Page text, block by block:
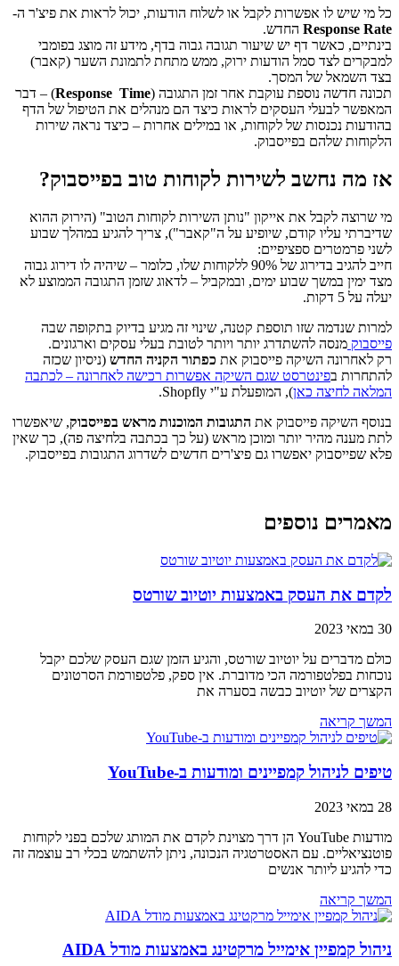
כל מי שיש לו אפשרות לקבל או לשלוח הודעות, יכול לראות את פיצ'ר ה-
Response Rate החדש.
בינתיים, כאשר דף יש שיעור תגובה גבוה בדף, מידע זה מוצג בפומבי
למבקרים לצד סמל הודעות ירוק, ממש מתחת לתמונת השער (קאבר)
בצד השמאל של המסך.
תכונה חדשה נוספת עוקבת אחר זמן התגובה (Response Time) – דבר
המאפשר לבעלי העסקים לראות כיצד הם מנהלים את הטיפול של הדף
בהודעות נכנסות של לקוחות, או במילים אחרות – כיצד נראה שירות
הלקוחות שלהם בפייסבוק.
אז מה נחשב לשירות לקוחות טוב בפייסבוק?
מי שרוצה לקבל את אייקון "נותן השירות לקוחות הטוב" (הירוק ההוא
שדיברתי עליו קודם, שיופיע על ה"קאבר"), צריך להגיע במהלך שבוע
לשני פרמטרים ספציפיים:
חייב להגיב בדירוג של 90% ללקוחות שלו, כלומר – שיהיה לו דירוג גבוה
מצד ימין במשך שבוע ימים, ובמקביל – לדאוג שזמן התגובה הממוצע לא
יעלה על 5 דקות.
למרות שנדמה שזו תוספת קטנה, שינוי זה מגיע בדיוק בתקופה שבה
פייסבוק מנסה להשתדרג יותר ויותר לטובת בעלי עסקים וארגונים.
רק לאחרונה השיקה פייסבוק את כפתור הקניה החדש (ניסיון שכזה
להתחרות בפינטרסט שגם השיקה אפשרות רכישה לאחרונה – לכתבה
המלאה לחיצה כאן), המופעלת ע"י Shopfly.
בנוסף השיקה פייסבוק את התגובות המוכנות מראש בפייסבוק, שיאפשרו
לתת מענה מהיר יותר ומוכן מראש (על כך בכתבה בלחיצה פה), כך שאין
פלא שפייסבוק יאפשרו גם פיצ'רים חדשים לשדרוג התגובות בפייסבוק.
מאמרים נוספים
לקדם את העסק באמצעות יוטיוב שורטס
30 במאי 2023
כולם מדברים על יוטיוב שורטס, והגיע הזמן שגם העסק שלכם יקבל
נוכחות בפלטפורמה הכי מדוברת. אין ספק, פלטפורמת הסרטונים
הקצרים של יוטיוב כבשה בסערה את
המשך קריאה
טיפים לניהול קמפיינים ומודעות ב-YouTube
28 במאי 2023
מודעות YouTube הן דרך מצוינת לקדם את המותג שלכם בפני לקוחות
פוטנציאליים. עם האסטרטגיה הנכונה, ניתן להשתמש בכלי רב עוצמה זה
כדי להגיע ליותר אנשים
המשך קריאה
ניהול קמפיין אימייל מרקטינג באמצעות מודל AIDA